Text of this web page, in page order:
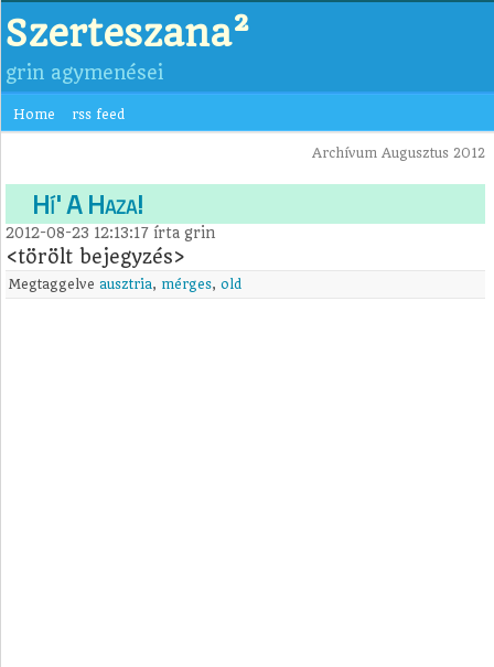
Szerteszana²
grin agymenései
Home rss feed
Archívum Augusztus 2012
Hí' A Haza!
2012-08-23 12:13:17 írtagrin
<törölt bejegyzés>
Megtaggelveausztria, mérges,old